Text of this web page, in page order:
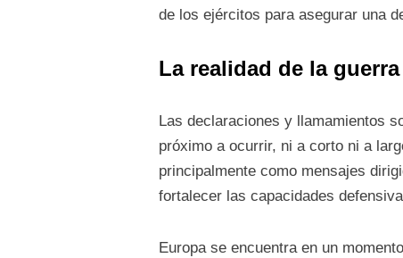
de los ejércitos para asegurar una
La realidad de la
Las declaraciones y llamamientos
próximo a ocurrir, ni a corto ni a
principalmente como mensajes
fortalecer las capacidades
Europa se encuentra en un